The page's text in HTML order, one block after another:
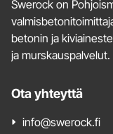
Swerock on
betonin ja
ja murskauspalvelut.
Ota yhteyttä
info@swerock.fi